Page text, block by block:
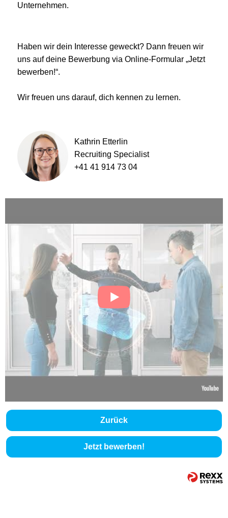
Unternehmen.
Haben wir dein Interesse geweckt? Dann freuen wir
uns auf deine Bewerbung via Online-Formular „Jetzt
bewerben!“.
Wir freuen uns darauf, dich kennen zu lernen.
Kathrin Etterlin
Recruiting Specialist
+41 41 914 73 04
Zurück
Jetzt bewerben!